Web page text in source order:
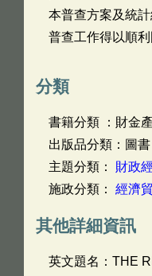
本普查方案及統
普查工作得以順
分類
書籍分類 ：財金
出版品分類：圖書
主題分類： 財政
施政分類： 經濟
其他詳細資訊
英文題名： THE